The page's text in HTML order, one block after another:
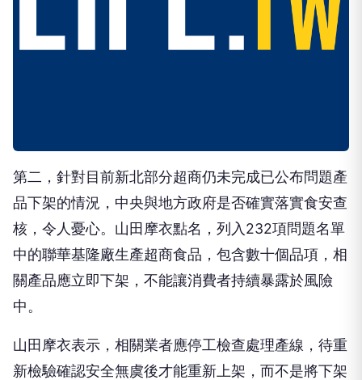
第二，針對目前新北部分超商仍未完成已公布問題產
品下架的情況，中央與地方政府是否確實落實食安查
核，令人憂心。山田摩衣點名，列入232項問題名單
中的聯華基隆廠生產超商食品，包含數十個品項，相
關產品應立即下架，不能讓消費者持續暴露於風險
中。
山田摩衣表示，相關業者應停工檢查處理產線，待重
新檢驗確認安全無虞後才能重新上架，而不是將下架